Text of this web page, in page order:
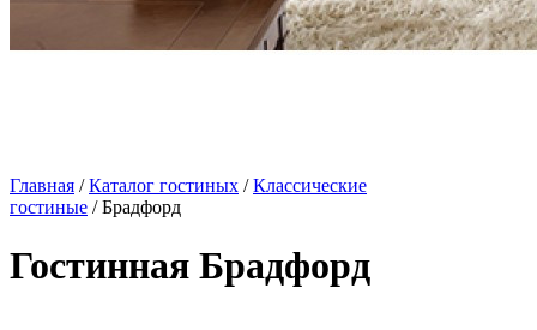
Главная /Каталог гостиных /Классические
гостиные / Брадфорд
Гостинная Брадфорд